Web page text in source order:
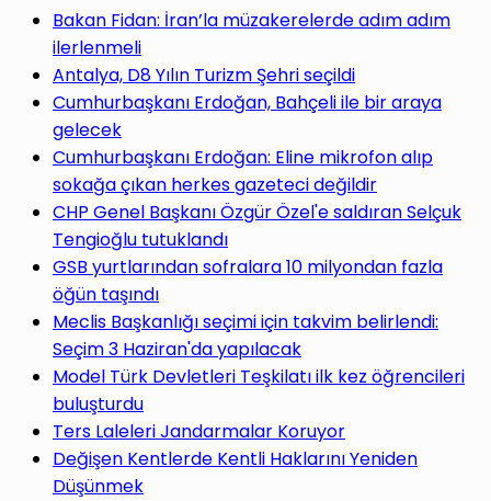
yap
...
Bakan Fidan: İran’la müzakerelerde adım adım
ilerlenmeli
Antalya, D8 Yılın Turizm Şehri seçildi
Cumhurbaşkanı Erdoğan, Bahçeli ile bir araya
gelecek
Cumhurbaşkanı Erdoğan: Eline mikrofon alıp
sokağa çıkan herkes gazeteci değildir
CHP Genel Başkanı Özgür Özel'e saldıran Selçuk
Tengioğlu tutuklandı
GSB yurtlarından sofralara 10 milyondan fazla
öğün taşındı
Meclis Başkanlığı seçimi için takvim belirlendi:
Seçim 3 Haziran'da yapılacak
Model Türk Devletleri Teşkilatı ilk kez öğrencileri
buluşturdu
Ters Laleleri Jandarmalar Koruyor
Değişen Kentlerde Kentli Haklarını Yeniden
Düşünmek